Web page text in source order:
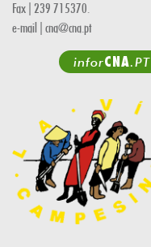
Fax | 239 715370.
e-mail | cna@cna.pt
inforCNA.PT